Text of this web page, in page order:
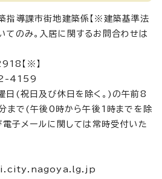
指導課市街地建築係【※建築基準法
のみ。入居に関するお問合わせは
【※】
4159
日(祝日及び休日を除く。)の午前8
まで(午後0時から午後1時までを除
電子メールに関しては常時受付いた